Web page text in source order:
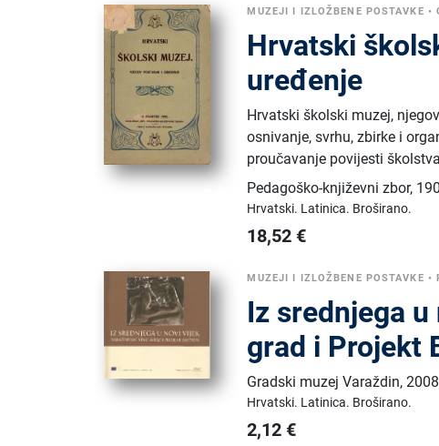
MUZEJI I IZLOŽBENE POSTAVKE •
Hrvatski
uređenje
Hrvatski školski muzej,
osnivanje, svrhu, zbirke i
proučavanje povijesti
Pedagoško-književni zbor,
Hrvatski. Latinica. Broširano.
18,52 €
MUZEJI I IZLOŽBENE POSTAVKE •
Iz srednjega
grad i Projekt
Gradski muzej Varaždin,
Hrvatski. Latinica. Broširano.
2,12 €